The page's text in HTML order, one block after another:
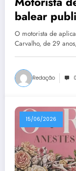
balear
preso no RJ
O motorista de
Carvalho, de 29
Redação
15/06/2026